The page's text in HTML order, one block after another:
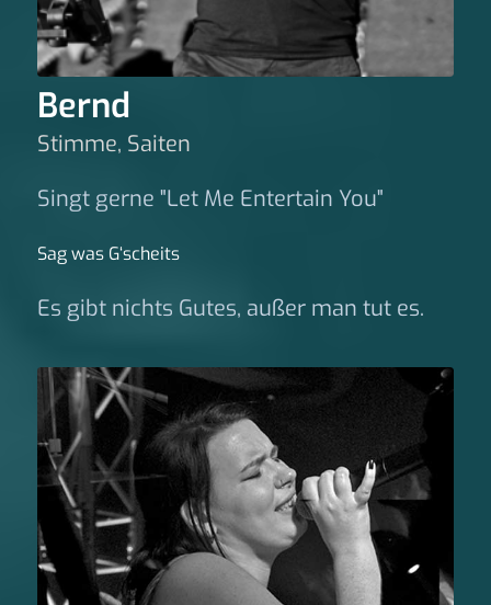
Bernd
Stimme, Saiten
Singt gerne "Let Me Entertain You"
Sag was G‘scheits
Es gibt nichts Gutes, außer man tut es.